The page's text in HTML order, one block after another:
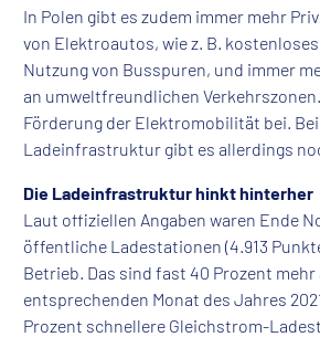
In Polen gibt es zudem immer mehr
von Elektroautos, wie z. B.
Nutzung von Busspuren, und immer
an umweltfreundlichen
Förderung der Elektromobilität bei.
Ladeinfrastruktur gibt es allerdings
Die Ladeinfrastruktur hinkt hinterher
Laut offiziellen Angaben waren Ende
öffentliche Ladestationen (4.913
Betrieb. Das sind fast 40 Prozent mehr
entsprechenden Monat des Jahres
Prozent schnellere Gleichstrom-